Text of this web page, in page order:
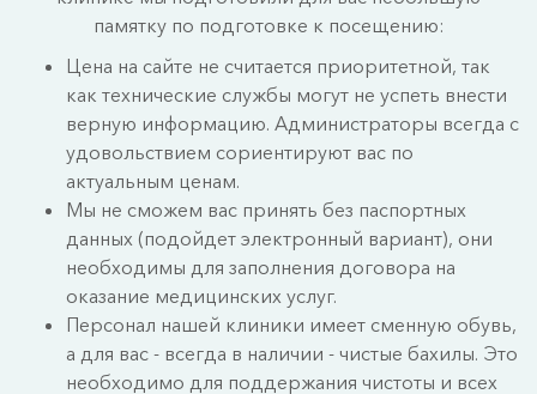
Миндальный пилинг
ТСА-пилинг
Гликолевый пилинг
Пилинг Джесснера
Салициловый пилинг
Чистки
Атравматическая чистка лица
Ультразвуковая чистка лица
Аппартная косметология
SMAS-лифтинг ПОПУЛЯРНО
памятку по подготовке к посещению:
Цена на сайте не считается приоритетной, так
как технические службы могут не успеть внести
верную информацию. Администраторы всегда с
удовольствием сориентируют вас по
актуальным ценам.
Мы не сможем вас принять без паспортных
данных (подойдет электронный вариант), они
необходимы для заполнения договора на
оказание медицинских услуг.
Персонал нашей клиники имеет сменную обувь,
а для вас - всегда в наличии - чистые бахилы. Это
необходимо для поддержания чистоты и всех